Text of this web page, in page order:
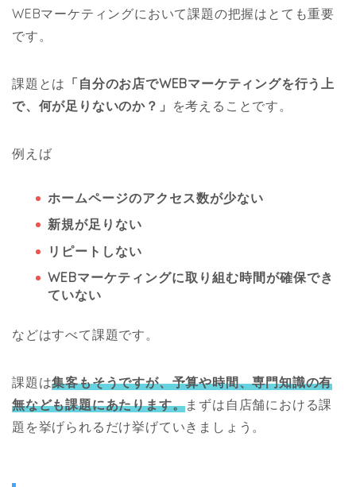
WEBマーケティングにおいて課題の把握はとても重要
です。
課題とは 「自分のお店でWEBマーケティングを行う上
で、何が足りないのか？」 を考えることです。
例えば
ホームページのアクセス数が少ない
新規が足りない
リピートしない
WEBマーケティングに取り組む時間が確保でき
ていない
などはすべて課題です。
課題は集客もそうですが、予算や時間、専門知識の有
無なども課題にあたります。まずは自店舗における課
題を挙げられるだけ挙げていきましょう。